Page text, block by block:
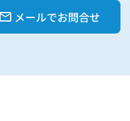
メールでお問合せ